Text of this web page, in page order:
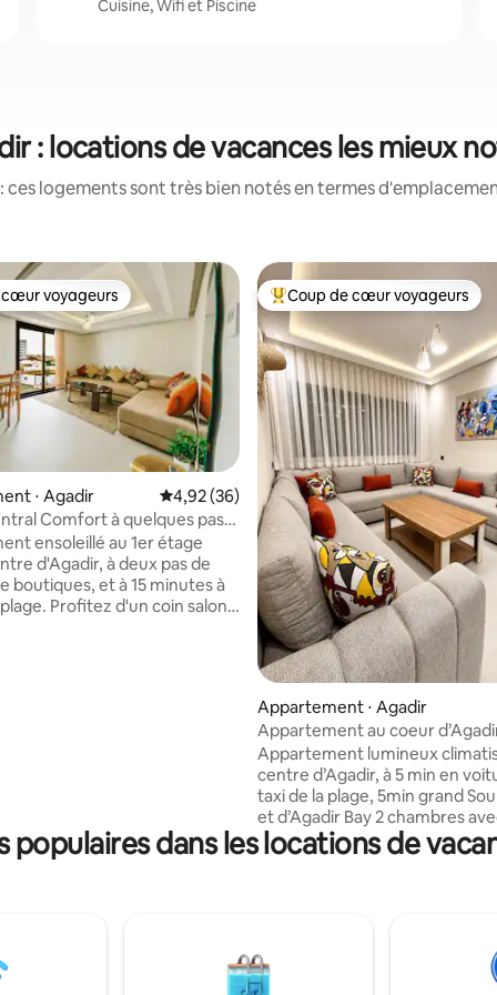
Cuisine, Wifi et Piscine
: locations de vacances les mieux
ces logements sont très bien notés en termes
sur la base de 11 commentaires : 5 sur 5
cœur voyageurs
voyageurs
⋅ Agadir Évaluation moyenne sur la base de 36
4,92 (36)
Comfort à quelques pas
d'Agadir
ensoleillé au 1er étage
d'Agadir, à deux pas de
boutiques, et à 15 minutes à
Profitez d'un coin salon
visiteur extérieur.
Coups de cœur voyageurs les
Coup de cœur voyageurs
Appartement ⋅ Agadir
Appartement au coeur
Appartement lumineux
centre d’Agadir, à 5 min en
taxi de la plage, 5min grand
et d’Agadir Bay 2 chambres
Simmons haut de gamme salon
cocooning, séjour lumineux et
je vous garantis un séjour
confortable et chaleureux.
familles, couples ou voyageurs
populaires dans les locations de